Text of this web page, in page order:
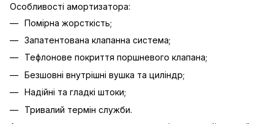
Особливості амортизатора:
Помірна жорсткість;
Запатентована клапанна система;
Тефлонове покриття поршневого клапана;
Безшовні внутрішні вушка та циліндр;
Надійні та гладкі штоки;
Тривалий термін служби.